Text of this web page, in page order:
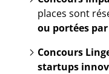
places sont
ou portées
Concours
startups